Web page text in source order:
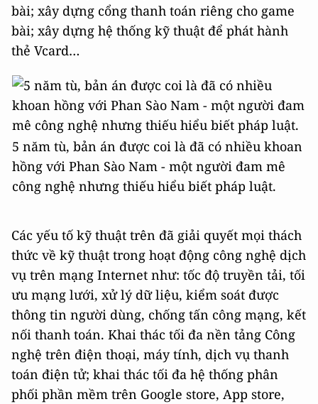
bài; xây dựng cổng thanh toán riêng cho game
bài; xây dựng hệ thống kỹ thuật để phát hành
thẻ Vcard…
5 năm tù, bản án được coi là đã có nhiều khoan
hồng với Phan Sào Nam - một người đam mê
công nghệ nhưng thiếu hiểu biết pháp luật.
Các yếu tố kỹ thuật trên đã giải quyết mọi thách
thức về kỹ thuật trong hoạt động công nghệ dịch
vụ trên mạng Internet như: tốc độ truyền tải, tối
ưu mạng lưới, xử lý dữ liệu, kiểm soát được
thông tin người dùng, chống tấn công mạng, kết
nối thanh toán. Khai thác tối đa nền tảng Công
nghệ trên điện thoại, máy tính, dịch vụ thanh
toán điện tử; khai thác tối đa hệ thống phân
phối phần mềm trên Google store, App store,